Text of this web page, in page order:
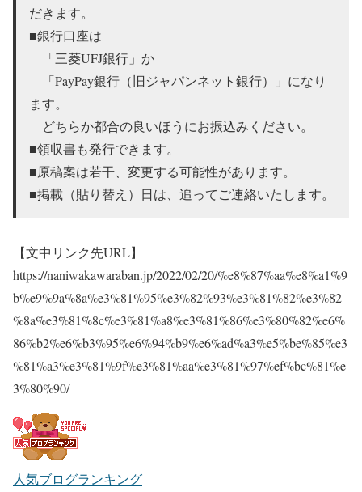
だきます。
■銀行口座は
「三菱UFJ銀行」か
「PayPay銀行（旧ジャパンネット銀行）」になり
ます。
どちらか都合の良いほうにお振込みください。
■領収書も発行できます。
■原稿案は若干、変更する可能性があります。
■掲載（貼り替え）日は、追ってご連絡いたします。
【文中リンク先URL】
https://naniwakawaraban.jp/2022/02/20/%e8%87%aa%e8%a1%9
b%e9%9a%8a%e3%81%95%e3%82%93%e3%81%82%e3%82
%8a%e3%81%8c%e3%81%a8%e3%81%86%e3%80%82%e6%
86%b2%e6%b3%95%e6%94%b9%e6%ad%a3%e5%be%85%e3
%81%a3%e3%81%9f%e3%81%aa%e3%81%97%ef%bc%81%e
3%80%90/
人気ブログランキング